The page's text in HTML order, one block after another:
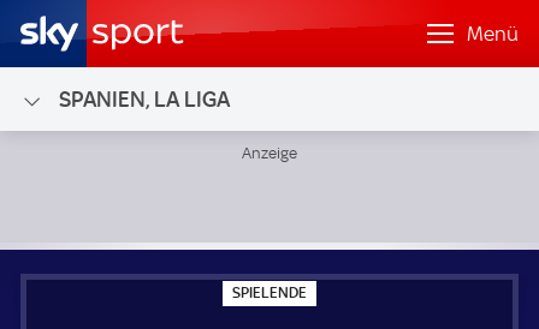
Menü
SPANIEN, LA LIGA
SPIELENDE
P